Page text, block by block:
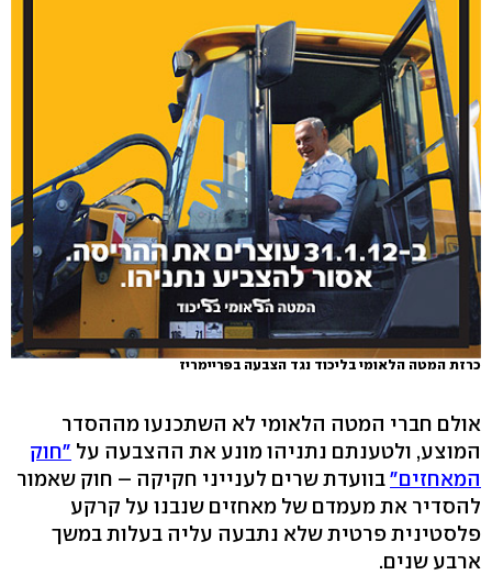
כרזת המטה הלאומי בליכוד נגד הצבעה בפריימריז
אולם חברי המטה הלאומי לא השתכנעו מההסדר
המוצע, ולטענתם נתניהו מונע את ההצבעה על "חוק
המאחזים"בוועדת שרים לענייני חקיקה – חוק שאמור
להסדיר את מעמדם של מאחזים שנבנו על קרקע
פלסטינית פרטית שלא נתבעה עליה בעלות במשך
ארבע שנים.